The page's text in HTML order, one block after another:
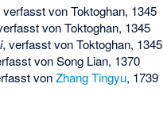
verfasst von Toktoghan, 1345
von Toktoghan, 1345
, verfasst von Toktoghan, 1345
von Song Lian, 1370
vonZhang Tingyu, 1739